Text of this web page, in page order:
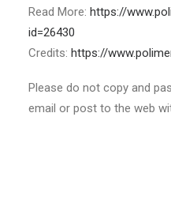
Read More: https://
id=26430
Credits: https://
Please do not copy and
email or post to the web